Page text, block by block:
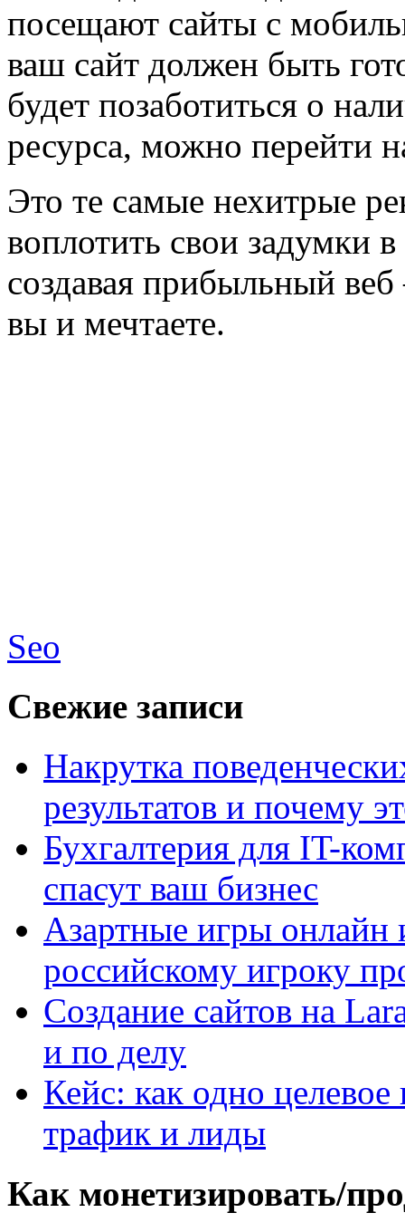
посещают сайты с
ваш сайт должен быть
будет позаботиться о
ресурса, можно перейти
Это те самые нехитрые
воплотить свои задумки
создавая прибыльный
вы и мечтаете.
Seo
Свежие записи
Накрутка
результатов и почему
Бухгалтерия для IT-
спасут ваш бизнес
Азартные игры онлайн
российскому игроку
Создание сайтов на
и по делу
Кейс: как одно
трафик и лиды
Как монетизировать/